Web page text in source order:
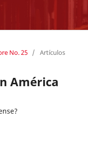
No. 25 / Artículos
América